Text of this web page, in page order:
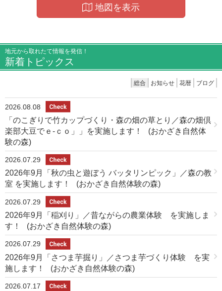
地図を表示
地元から取れたて情報を発信！
新着トピックス
総合 お知らせ 花暦 ブログ
2026.08.08
「のこぎりで竹カップづくり・森の畑の草とり／森の畑倶
楽部大豆でｅ-ｃｏ」」を実施します！ (おかざき自然体
験の森)
2026.07.29
2026年9月「秋の虫と遊ぼう バッタリンピック」／森の教
室 を実施します！ (おかざき自然体験の森)
2026.07.29
2026年9月「稲刈り」／昔ながらの農業体験 を実施しま
す！ (おかざき自然体験の森)
2026.07.29
2026年9月「さつま芋掘り」／さつま芋づくり体験 を実
施します！ (おかざき自然体験の森)
2026.07.17